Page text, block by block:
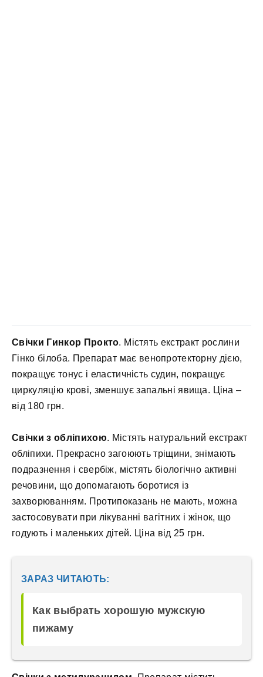
Свічки Гинкор Прокто. Містять екстракт рослини
Гінко білоба. Препарат має венопротекторну дією,
покращує тонус і еластичність судин, покращує
циркуляцію крові, зменшує запальні явища. Ціна –
від 180 грн.
Свічки з обліпихою. Містять натуральний екстракт
обліпихи. Прекрасно загоюють тріщини, знімають
подразнення і свербіж, містять біологічно активні
речовини, що допомагають боротися із
захворюванням. Протипоказань не мають, можна
застосовувати при лікуванні вагітних і жінок, що
годують і маленьких дітей. Ціна від 25 грн.
ЗАРАЗ ЧИТАЮТЬ:
Как выбрать хорошую мужскую
пижаму